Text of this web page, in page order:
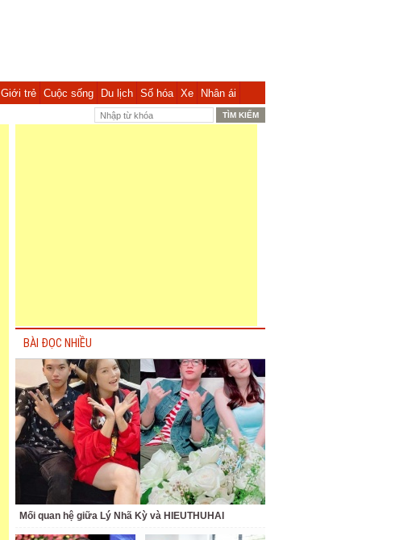
Giới trẻ Cuộc sống Du lịch Số hóa Xe Nhân ái
BÀI ĐỌC NHIỀU
Mối quan hệ giữa Lý Nhã Kỳ và HIEUTHUHAI